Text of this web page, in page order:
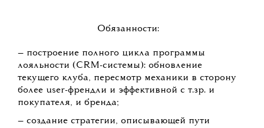
Обязанности:
— построение полного цикла программы
лояльности (CRM-системы): обновление
текущего клуба, пересмотр механики в сторону
более user-френдли и эффективной с т.зр. и
покупателя, и бренда;
— создание стратегии, описывающей пути